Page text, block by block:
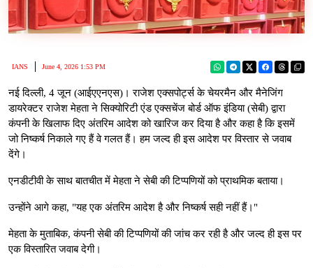
IANS June 4, 2026 1:53 PM
नई दिल्ली, 4 जून (आईएएनएस)। राजेश एक्सपोर्ट्स के चेयरमैन और मैनेजिंग
डायरेक्टर राजेश मेहता ने सिक्योरिटी एंड एक्सचेंज बोर्ड ऑफ इंडिया (सेबी) द्वारा
कंपनी के खिलाफ दिए अंतरिम आदेश को खारिज कर दिया है और कहा है कि इसमें
जो निष्कर्ष निकाले गए हैं वे गलत हैं। हम जल्द ही इस आदेश पर विस्तार से जवाब
देंगे।
एनडीटीवी के साथ बातचीत में मेहता ने सेबी की टिप्पणियों को प्राथमिक बताया।
उन्होंने आगे कहा, "यह एक अंतरिम आदेश है और निष्कर्ष सही नहीं हैं।"
मेहता के मुताबिक, कंपनी सेबी की टिप्पणियों की जांच कर रही है और जल्द ही इस पर
एक विस्तारित जवाब देगी।